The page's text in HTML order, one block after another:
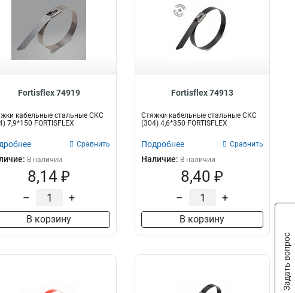
Fortisflex 74919
кабельные стальные СКС
7,9*150 FORTISFLEX
Сравнить
В наличии
8,14 ₽
– +
В корзину
Fortisflex 74913
Стяжки кабельные стальные СКС
(304) 4,6*350 FORTISFLEX
Подробнее Сравнить
Наличие: В наличии
8,40 ₽
– +
В корзину
Задать вопрос